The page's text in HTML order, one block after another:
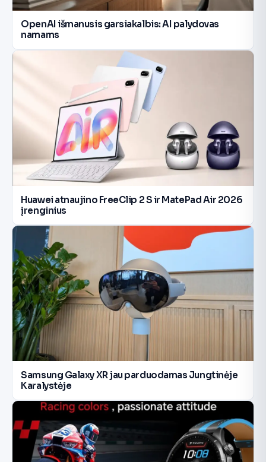
OpenAI išmanusis garsiakalbis: AI palydovas
namams
Huawei atnaujino FreeClip 2 S ir MatePad Air 2026
įrenginius
Samsung Galaxy XR jau parduodamas Jungtinėje
Karalystėje